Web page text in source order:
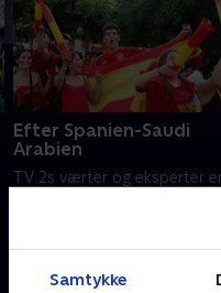
Samtykke
Efter Spanien-Saudi
Arabien
TV 2s værter og eksperter